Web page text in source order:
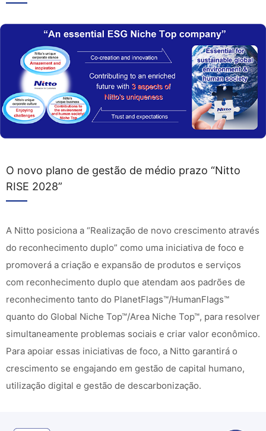
O novo plano de gestão de médio prazo “Nitto
RISE 2028”
A Nitto posiciona a “Realização de novo crescimento através
do reconhecimento duplo” como uma iniciativa de foco e
promoverá a criação e expansão de produtos e serviços
com reconhecimento duplo que atendam aos padrões de
reconhecimento tanto do PlanetFlags™/HumanFlags™
quanto do Global Niche Top™/Area Niche Top™, para resolver
simultaneamente problemas sociais e criar valor econômico.
Para apoiar essas iniciativas de foco, a Nitto garantirá o
crescimento se engajando em gestão de capital humano,
utilização digital e gestão de descarbonização.